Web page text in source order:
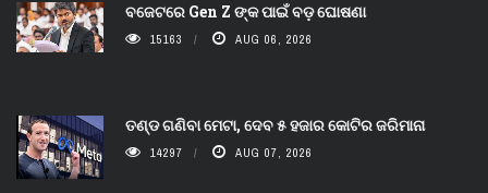
ବଜେଟରେ Gen Z ଙ୍କ ପାଇଁ ବଡ଼ ଘୋଷଣା
15163 AUG 06, 2026
ତଣ୍ଡ ଗଣିବା ମେଟା, ଦେବ ୫ ହଜାର କୋଟିର ଜରିମାନା
14297 AUG 07, 2026